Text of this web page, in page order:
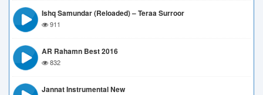
Ishq Samundar (Reloaded) – Teraa Surroor
911
AR Rahamn Best 2016
832
Jannat Instrumental New